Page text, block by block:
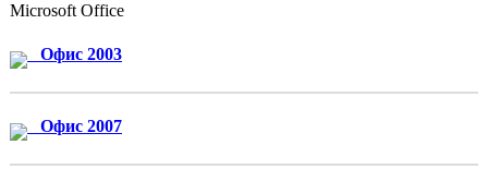
Microsoft Office
Офис 2003
Офис 2007